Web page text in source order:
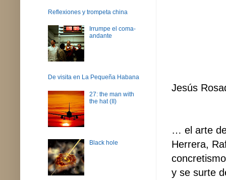
Jesús
… el arte
Herrera,
y se surte
Reflexiones y trompeta china
Irrumpe el coma-
andante
De visita en La Pequeña Habana
27: the man with
the hat (II)
Black hole